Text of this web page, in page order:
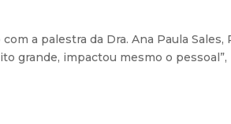
a palestra da Dra. Ana Paula
grande, impactou mesmo o